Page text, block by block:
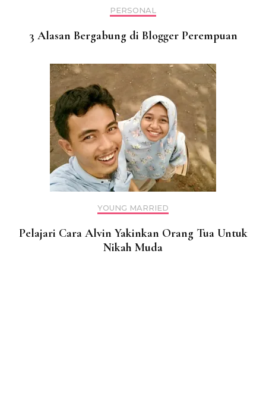
PERSONAL
3 Alasan Bergabung di Blogger Perempuan
YOUNG MARRIED
Pelajari Cara Alvin Yakinkan Orang Tua Untuk
Nikah Muda